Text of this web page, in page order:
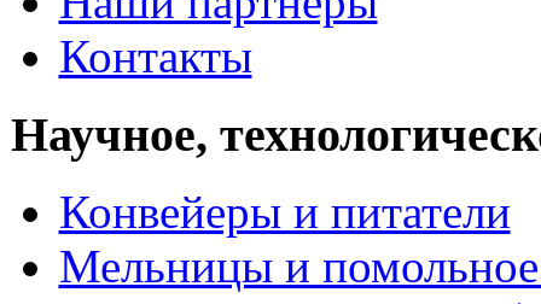
Контакты
Научное,
Конвейеры и питатели
Мельницы и помольное